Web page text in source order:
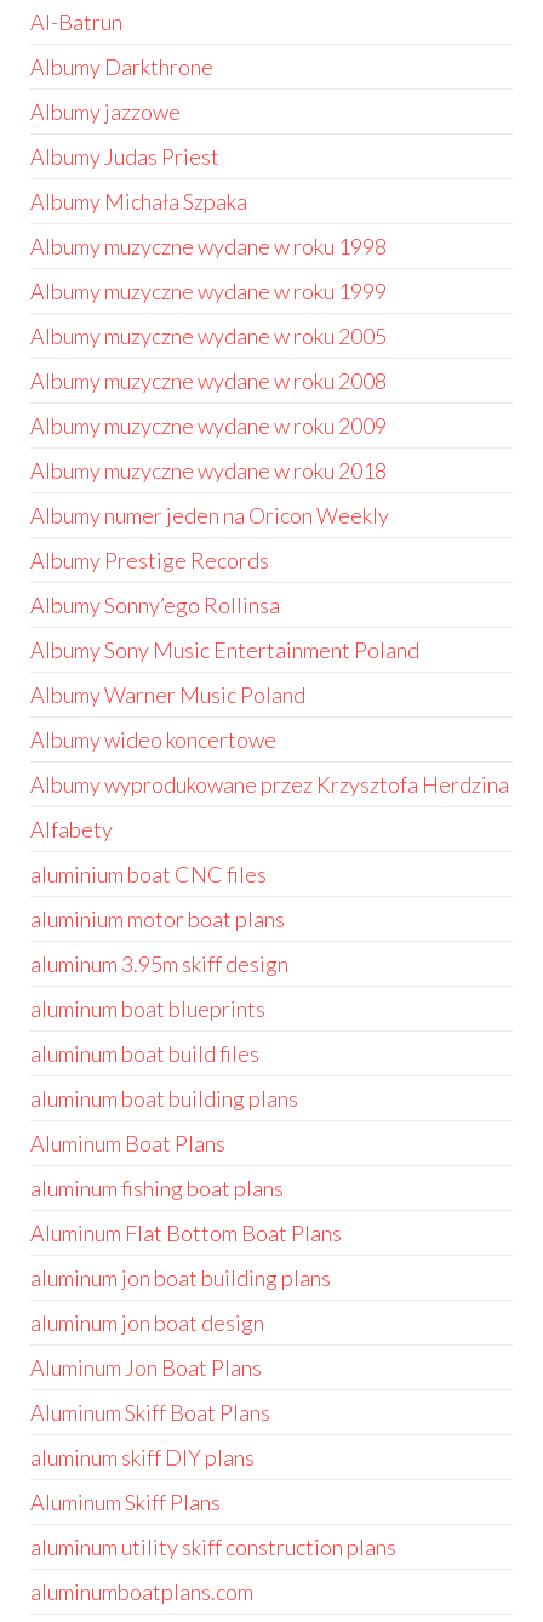
Al-Batrun
Albumy Darkthrone
Albumy jazzowe
Albumy Judas Priest
Albumy Michała Szpaka
Albumy muzyczne wydane w roku 1998
Albumy muzyczne wydane w roku 1999
Albumy muzyczne wydane w roku 2005
Albumy muzyczne wydane w roku 2008
Albumy muzyczne wydane w roku 2009
Albumy muzyczne wydane w roku 2018
Albumy numer jeden na Oricon Weekly
Albumy Prestige Records
Albumy Sonny’ego Rollinsa
Albumy Sony Music Entertainment Poland
Albumy Warner Music Poland
Albumy wideo koncertowe
Albumy wyprodukowane przez Krzysztofa Herdzina
Alfabety
aluminium boat CNC files
aluminium motor boat plans
aluminum 3.95m skiff design
aluminum boat blueprints
aluminum boat build files
aluminum boat building plans
Aluminum Boat Plans
aluminum fishing boat plans
Aluminum Flat Bottom Boat Plans
aluminum jon boat building plans
aluminum jon boat design
Aluminum Jon Boat Plans
Aluminum Skiff Boat Plans
aluminum skiff DIY plans
Aluminum Skiff Plans
aluminum utility skiff construction plans
aluminumboatplans.com